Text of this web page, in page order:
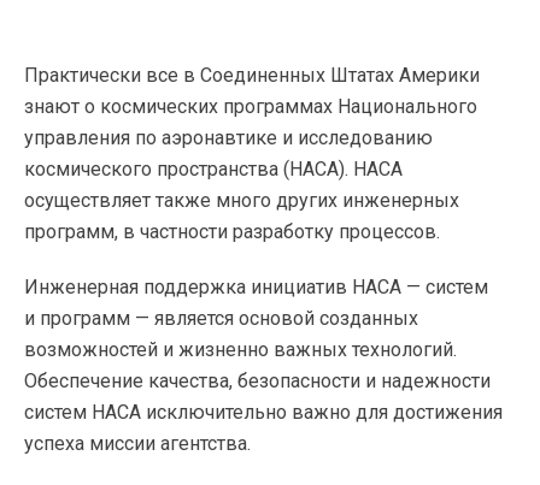
Практически все в Соединенных Штатах Америки
знают о космических программах Национального
управления по аэронавтике и исследованию
космического пространства (НАСА). НАСА
осуществляет также много других инженерных
программ, в частности разработку процессов.
Инженерная поддержка инициатив НАСА — систем
и программ — является основой созданных
возможностей и жизненно важных технологий.
Обеспечение качества, безопасности и надежности
систем НАСА исключительно важно для достижения
успеха миссии агентства.